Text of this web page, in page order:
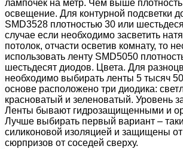
лампочек на метр. Чем выше
освещение. Для контурной подсветки
SMD3528 плотностью 30 или
случае если необходимо засветить
потолок, отчасти осветив комнату, то
использовать ленту SMD5050
шестьдесят диодов. Цвета. Для
необходимо выбирать ленты 5 тысяч
основе расположено три диодика:
красноватый и зеленоватый. Уровень
Ленты бывают гидрозащищенными и
Лучше выбирать первый вариант –
силиконовой изоляцией и защищены
сюрпризов от соседей сверху.